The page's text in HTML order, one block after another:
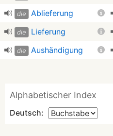
die Ablieferung
die Lieferung
die Aushändigung
Alphabetischer Index
Deutsch: